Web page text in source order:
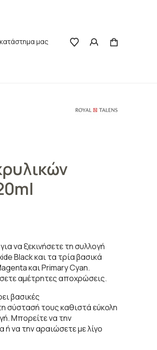
μας
να ξεκινήσετε τη συλλογή
Black και τα τρία βασικά
και Primary Cyan.
αμέτρητες αποχρώσεις.
βασικές
σύστασή τους καθιστά εύκολη
Μπορείτε να την
να την αραιώσετε με λίγο